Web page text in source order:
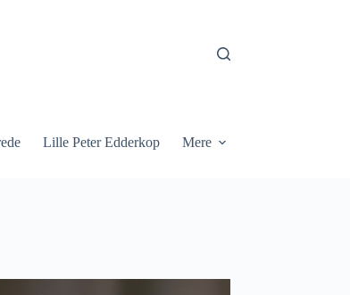
Lille Peter Edderkop Mere